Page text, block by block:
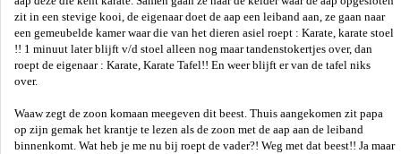
zit in een stevige kooi, de eigenaar doet de aap een leiband aan, ze gaan naar
een gemeubelde kamer waar die van het dieren asiel roept : Karate, karate stoel
!! 1 minuut later blijft v/d stoel alleen nog maar tandenstokertjes over, dan
roept de eigenaar : Karate, Karate Tafel!! En weer blijft er van de tafel niks
over.
Waaw zegt de zoon komaan meegeven dit beest. Thuis aangekomen zit papa
op zijn gemak het krantje te lezen als de zoon met de aap aan de leiband
binnenkomt. Wat heb je me nu bij roept de vader?! Weg met dat beest!! Ja maar